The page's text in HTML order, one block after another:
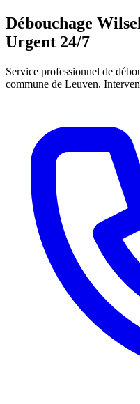
Débouchage
Urgent 24/7
Service professionnel de
commune de Leuven.